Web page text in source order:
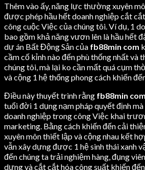
Thêm vào ấy, năng lực thường xuyên
được phép hầu hết doanh nghiệp cắt
công cuộc Việc của chúng tôi. Ví dụ, 1
bao gồm khả năng vươn lên là hầu hết
dự án Bất Động Sản của fb88min com
cầm cố kỉnh nào đến phù thống nhất và
chúng tôi, mà lại ko cần mất quá cụm
và cộng 1 hệ thống phong cách khiến
Điều này thuyết trình rằng fb88min com
tuổi đời 1 dụng nạm pháp quyết định
doanh nghiệp trong công Việc khai
marketing. Bằng cách khiến đến cải
xuyên môn thiết lập và cộng nhau kết
vẫn xây dựng được 1 hệ sinh thái xanh
đến chúng ta trải nghiệm hàng, đụng
dựng và cắt cắt hóa công suất khiến